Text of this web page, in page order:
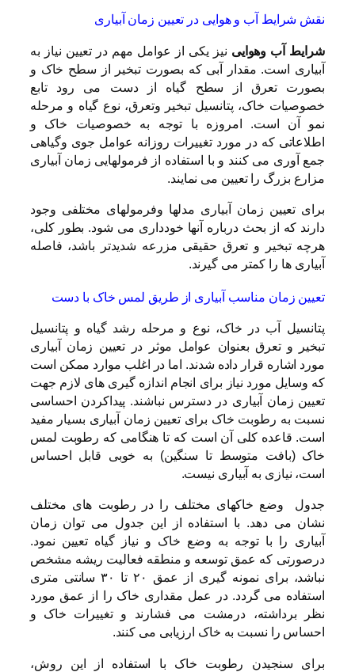
نقش شرایط آب و هوایی در تعیین زمان آبیاری
شرایط آب وهوایی نیز یکی از عوامل مهم در تعیین نیاز به
آبیاری است. مقدار آبی که بصورت تبخیر از سطح خاک و
بصورت تعرق از سطح گیاه از دست می رود تابع
خصوصیات خاک، پتانسیل تبخیر وتعرق، نوع گیاه و مرحله
نمو آن است. امروزه با توجه به خصوصیات خاک و
اطلاعاتی که در مورد تغییرات روزانه عوامل جوی وگیاهی
جمع آوری می کنند و با استفاده از فرمولهایی زمان آبیاری
مزارع بزرگ را تعیین می نمایند.
برای تعیین زمان آبیاری مدلها وفرمولهای مختلفی وجود
دارند که از بحث درباره آنها خودداری می شود. بطور کلی،
هرچه تبخیر و تعرق حقیقی مزرعه شدیدتر باشد، فاصله
آبیاری ها را کمتر می گیرند.
تعیین زمان مناسب آبیاری از طریق لمس خاک با دست
پتانسیل آب در خاک، نوع و مرحله رشد گیاه و پتانسیل
تبخیر و تعرق بعنوان عوامل موثر در تعیین زمان آبیاری
مورد اشاره قرار داده شدند. اما در اغلب موارد ممکن است
که وسایل مورد نیاز برای انجام اندازه گیری های لازم جهت
تعیین زمان آبیاری در دسترس نباشند. پیداکردن احساسی
نسبت به رطوبت خاک برای تعیین زمان آبیاری بسیار مفید
است. قاعده کلی آن است که تا هنگامی که رطوبت لمس
خاک (بافت متوسط تا سنگین) به خوبی قابل احساس
است، نیازی به آبیاری نیست.
جدول وضع خاکهای مختلف را در رطوبت های مختلف
نشان می دهد. با استفاده از این جدول می توان زمان
آبیاری را با توجه به وضع خاک و نیاز گیاه تعیین نمود.
درصورتی که عمق توسعه و منطقه فعالیت ریشه مشخص
نباشد، برای نمونه گیری از عمق ۲۰ تا ۳۰ سانتی متری
استفاده می گردد. در عمل مقداری خاک را از عمق مورد
نظر برداشته، درمشت می فشارند و تغییرات خاک و
احساس را نسبت به خاک ارزیابی می کنند.
برای سنجیدن رطوبت خاک با استفاده از این روش،